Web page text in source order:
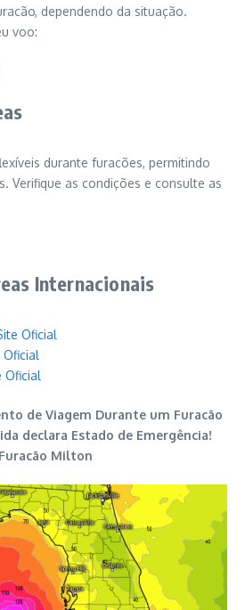
dependendo da situação.
voo:
durante furacões, permitindo
Verifique as condições e consulte as
Internacionais
Oficial
Oficial
Oficial
de Viagem Durante um Furacão
declara Estado de Emergência!
Furacão Milton